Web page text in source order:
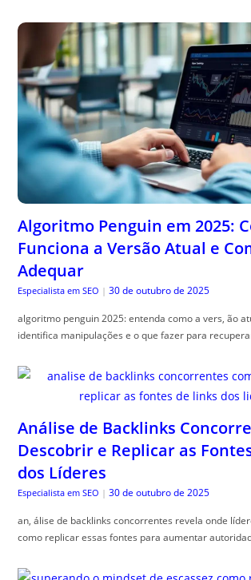
Algoritmo Penguin em 2025:
Funciona a Versão Atual e
Adequar
Especialista em SEO | 30 de outubro de 2025
algoritmo penguin 2025: entenda como a vers, ão
identifica manipulações e o que fazer para
Análise de Backlinks
Descobrir e Replicar as
dos Líderes
Especialista em SEO | 30 de outubro de 2025
an, álise de backlinks concorrentes revela onde
como replicar essas fontes para aumentar